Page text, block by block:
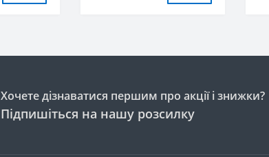
Хочете дізнаватися першим про акції і знижки?
Підпишіться на нашу розсилку